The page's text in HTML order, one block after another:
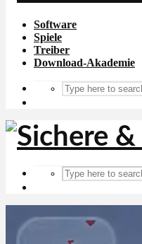
Software
Spiele
Treiber
Download-Akademie